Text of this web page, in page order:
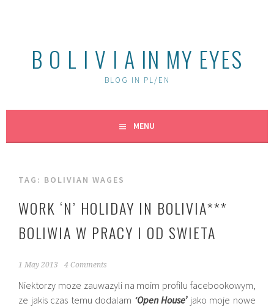
B O L I V I A IN MY EYES
BLOG IN PL/EN
MENU
TAG: BOLIVIAN WAGES
WORK ‘N’ HOLIDAY IN BOLIVIA***
BOLIWIA W PRACY I OD SWIETA
1 May 2013 4 Comments
Niektorzy moze zauwazyli na moim profilu facebookowym,
ze jakis czas temu dodalam ‘Open House’ jako moje nowe